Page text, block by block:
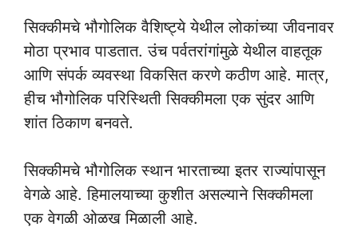
सिक्कीमचे भौगोलिक वैशिष्ट्ये येथील लोकांच्या जीवनावर
मोठा प्रभाव पाडतात. उंच पर्वतरांगांमुळे येथील वाहतूक
आणि संपर्क व्यवस्था विकसित करणे कठीण आहे. मात्र,
हीच भौगोलिक परिस्थिती सिक्कीमला एक सुंदर आणि
शांत ठिकाण बनवते.
सिक्कीमचे भौगोलिक स्थान भारताच्या इतर राज्यांपासून
वेगळे आहे. हिमालयाच्या कुशीत असल्याने सिक्कीमला
एक वेगळी ओळख मिळाली आहे.